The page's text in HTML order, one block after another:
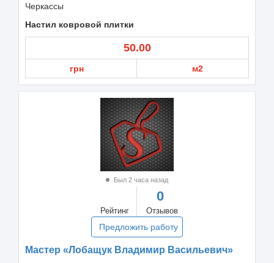
Черкассы
Настил ковровой плитки
50.00
грн м2
Был 2 часа назад
Рейтинг
0
Отзывов
Предложить работу
Мастер «Лобащук Владимир Васильевич»